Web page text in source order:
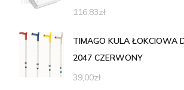
116,83zł
TIMAGO KULA ŁOKCIOWA
2047 CZERWONY
39,00zł